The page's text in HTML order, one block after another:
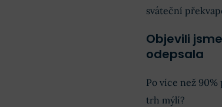
sváteční
Objevili
odepsala
Po více než
trh mýlí?